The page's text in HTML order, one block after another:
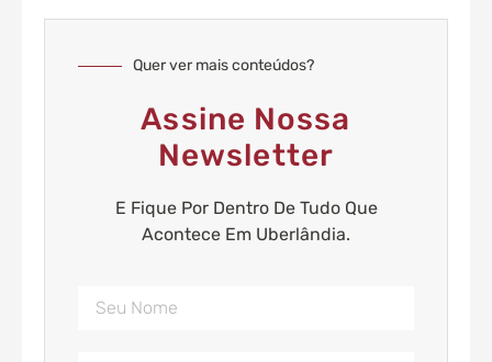
Quer ver mais conteúdos?
Assine Nossa
Newsletter
E Fique Por Dentro De Tudo Que
Acontece Em Uberlândia.